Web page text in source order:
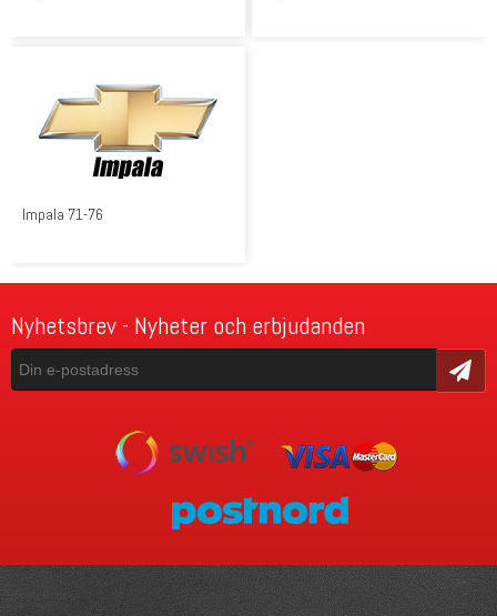
Impala 71-76
Nyhetsbrev - Nyheter och erbjudanden
Skicka